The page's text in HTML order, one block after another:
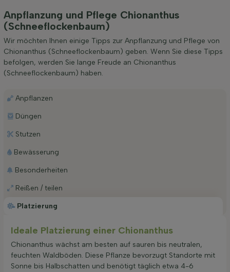
Anpflanzung und Pflege Chionanthus
(Schneeflockenbaum)
Wir möchten Ihnen einige Tipps zur Anpflanzung und Pflege von
Chionanthus (Schneeflockenbaum) geben. Wenn Sie diese Tipps
befolgen, werden Sie lange Freude an Chionanthus
(Schneeflockenbaum) haben.
Platzierung
Anpflanzen
Düngen
Stutzen
Bewässerung
Besonderheiten
Reißen / teilen
Ideale Platzierung einer Chionanthus
Chionanthus wächst am besten auf sauren bis neutralen,
feuchten Waldböden. Diese Pflanze bevorzugt Standorte mit
Sonne bis Halbschatten und benötigt täglich etwa 4-6